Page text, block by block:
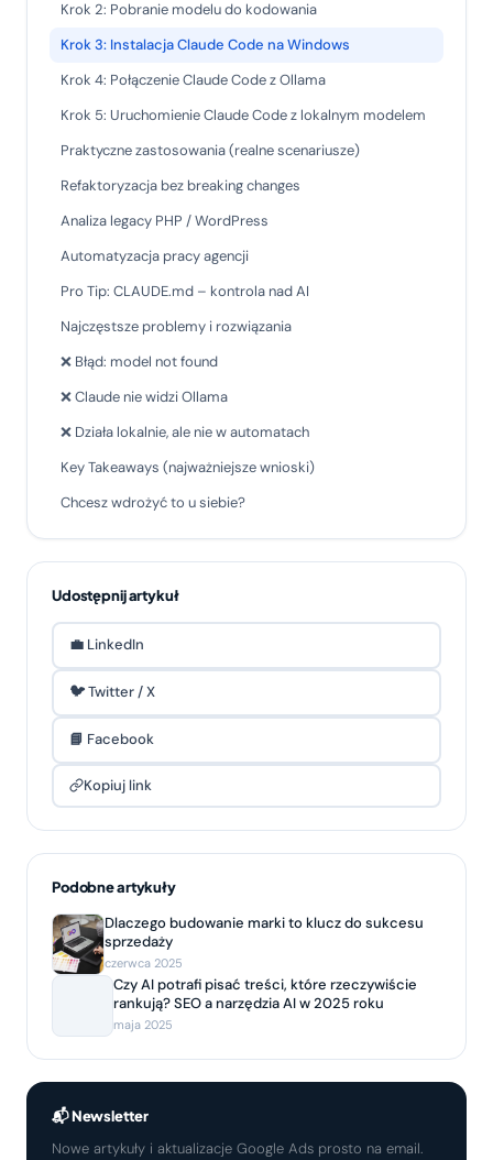
Krok 2: Pobranie modelu do kodowania
Krok 3: Instalacja Claude Code na Windows
Krok 4: Połączenie Claude Code z Ollama
Krok 5: Uruchomienie Claude Code z lokalnym modelem
Praktyczne zastosowania (realne scenariusze)
Refaktoryzacja bez breaking changes
Analiza legacy PHP / WordPress
Automatyzacja pracy agencji
Pro Tip: CLAUDE.md – kontrola nad AI
Najczęstsze problemy i rozwiązania
❌ Błąd: model not found
❌ Claude nie widzi Ollama
❌ Działa lokalnie, ale nie w automatach
Key Takeaways (najważniejsze wnioski)
Chcesz wdrożyć to u siebie?
Udostępnij artykuł
💼 LinkedIn
🐦 Twitter / X
📘 Facebook
Kopiuj link
Podobne artykuły
Dlaczego budowanie marki to klucz do sukcesu
sprzedaży
czerwca 2025
Czy AI potrafi pisać treści, które rzeczywiście
rankują? SEO a narzędzia AI w 2025 roku
maja 2025
📬 Newsletter
Nowe artykuły i aktualizacje Google Ads prosto na email.